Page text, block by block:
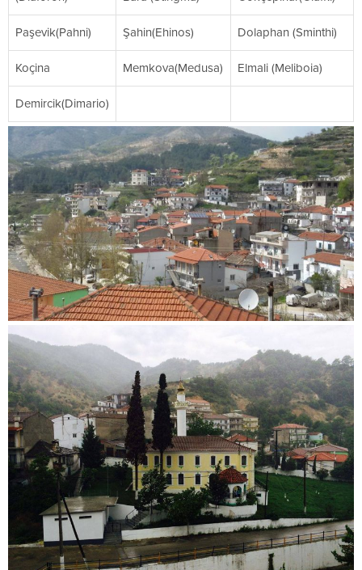
Paşevik(Pahni) Şahin(Ehinos) Dolaphan (Sminthi)
Koçina Memkova(Medusa) Elmali (Meliboia)
Demircik(Dimario)